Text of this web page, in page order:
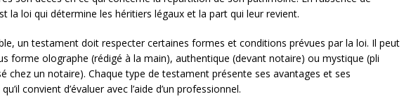
la loi qui détermine les héritiers légaux et la part qui leur revient.
un testament doit respecter certaines formes et conditions prévues par la loi. Il peut
forme olographe (rédigé à la main), authentique (devant notaire) ou mystique (pli
chez un notaire). Chaque type de testament présente ses avantages et ses
convient d’évaluer avec l’aide d’un professionnel.